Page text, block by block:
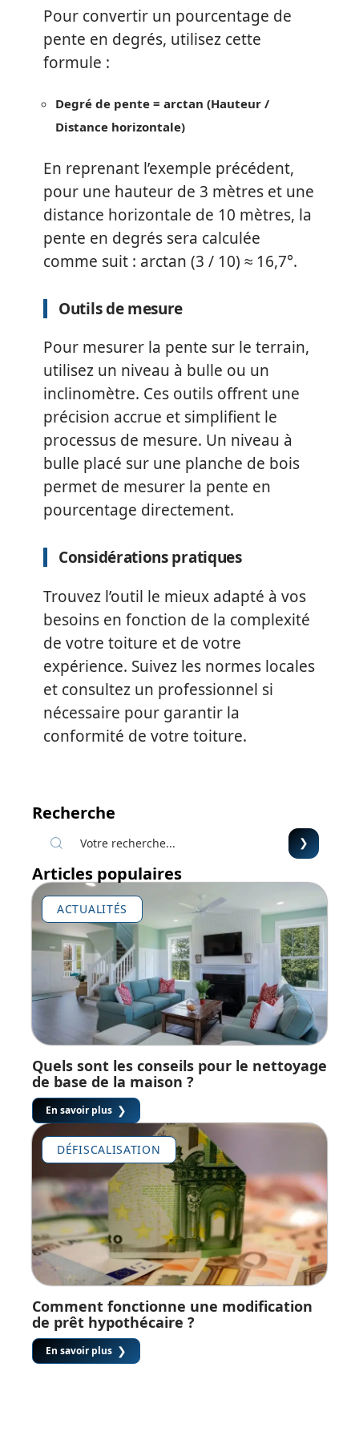
Pour convertir un pourcentage de
pente en degrés, utilisez cette
formule :
Degré de pente = arctan (Hauteur /
Distance horizontale)
En reprenant l’exemple précédent,
pour une hauteur de 3 mètres et une
distance horizontale de 10 mètres, la
pente en degrés sera calculée
comme suit : arctan (3 / 10) ≈ 16,7°.
Outils de mesure
Pour mesurer la pente sur le terrain,
utilisez un niveau à bulle ou un
inclinomètre. Ces outils offrent une
précision accrue et simplifient le
processus de mesure. Un niveau à
bulle placé sur une planche de bois
permet de mesurer la pente en
pourcentage directement.
Considérations pratiques
Trouvez l’outil le mieux adapté à vos
besoins en fonction de la complexité
de votre toiture et de votre
expérience. Suivez les normes locales
et consultez un professionnel si
nécessaire pour garantir la
conformité de votre toiture.
Recherche
Articles populaires
ACTUALITÉS
Quels sont les conseils pour le nettoyage
de base de la maison ?
En savoir plus
DÉFISCALISATION
Comment fonctionne une modification
de prêt hypothécaire ?
En savoir plus